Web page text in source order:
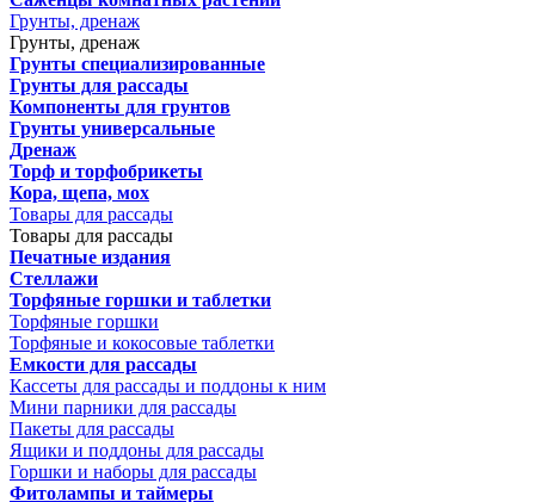
Грунты, дренаж
Грунты, дренаж
Грунты специализированные
Грунты для рассады
Компоненты для грунтов
Грунты универсальные
Дренаж
Торф и торфобрикеты
Кора, щепа, мох
Товары для рассады
Товары для рассады
Печатные издания
Стеллажи
Торфяные горшки и таблетки
Торфяные горшки
Торфяные и кокосовые таблетки
Емкости для рассады
Кассеты для рассады и поддоны к ним
Мини парники для рассады
Пакеты для рассады
Ящики и поддоны для рассады
Горшки и наборы для рассады
Фитолампы и таймеры